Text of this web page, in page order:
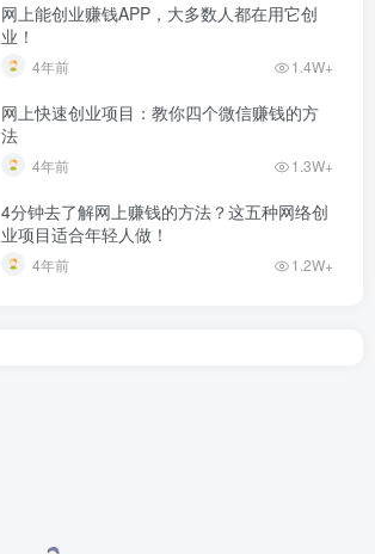
网上能创业赚钱APP，大多数人都在用它创
业！
4年前 1.4W+
网上快速创业项目：教你四个微信赚钱的方
法
4年前 1.3W+
4分钟去了解网上赚钱的方法？这五种网络创
业项目适合年轻人做！
4年前 1.2W+